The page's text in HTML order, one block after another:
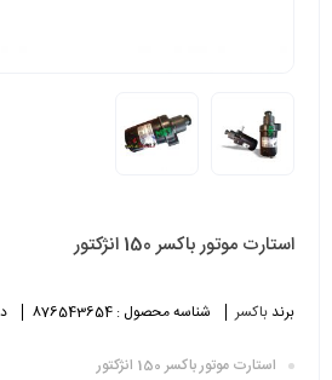
استارت موتور باکسر 150 انژکتور
برند باکسر شناسه محصول : 876543654
استارت موتور باکسر 150 انژکتور